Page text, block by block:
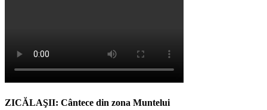
ZICĂLAŞII: Cântece din zona Muntelui